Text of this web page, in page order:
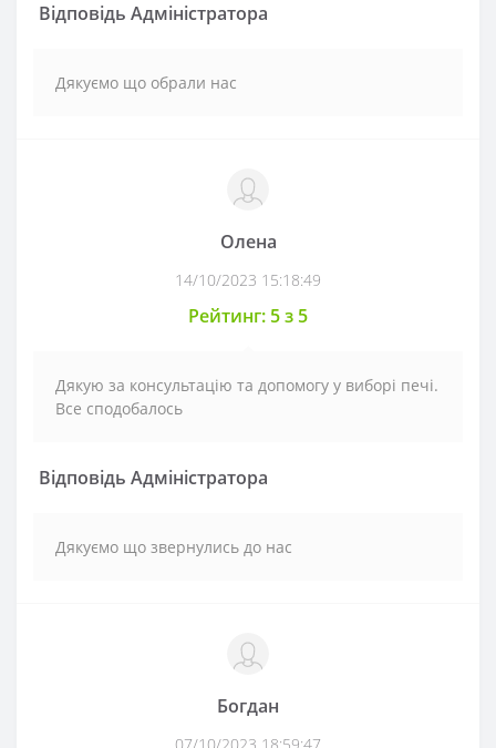
Відповідь Адміністратора
Дякуємо що обрали нас
Олена
14/10/2023 15:18:49
Рейтинг: 5 з 5
Дякую за консультацію та допомогу у виборі печі.
Все сподобалось
Відповідь Адміністратора
Дякуємо що звернулись до нас
Богдан